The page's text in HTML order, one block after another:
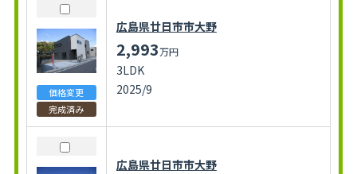
価格変更
完成済み
広島県廿日市市大野
2,993万円
3LDK
2025/9
広島県廿日市市大野